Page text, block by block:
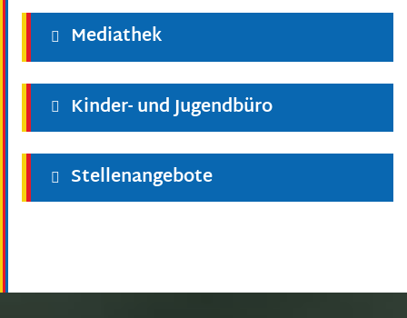
Mediathek
Kinder- und Jugendbüro
Stellenangebote